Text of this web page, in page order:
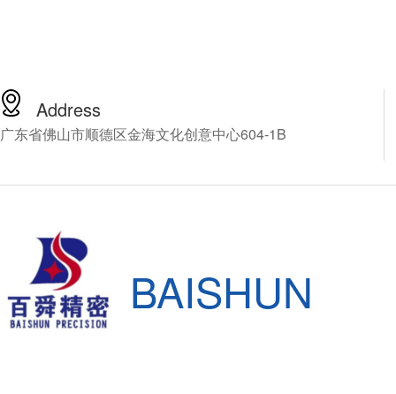
Address
广东省佛山市顺德区金海文化创意中心604-1B
BAISHUN